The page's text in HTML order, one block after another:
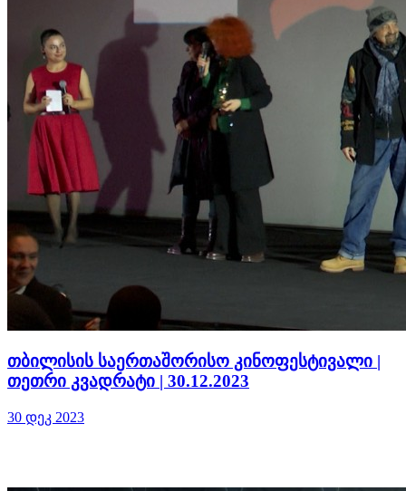
თბილისის საერთაშორისო კინოფესტივალი |
თეთრი კვადრატი | 30.12.2023
30 დეკ 2023